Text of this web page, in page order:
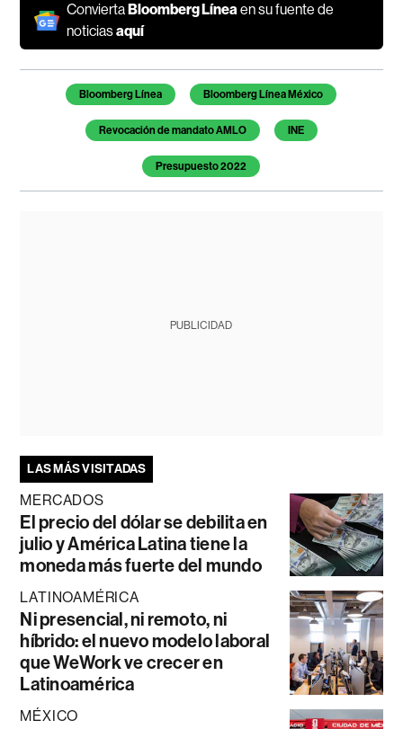
ConviertaBloomberg Líneaen su fuente de
noticiasaquí
Temas de este artículo
Bloomberg Línea Bloomberg Línea México
Revocación de mandato AMLO INE
Presupuesto 2022
PUBLICIDAD
LAS MÁS VISITADAS
MERCADOS
El precio del dólar se debilita en
julio y América Latina tiene la
moneda más fuerte del mundo
LATINOAMÉRICA
Ni presencial, ni remoto, ni
híbrido: el nuevo modelo laboral
que WeWork ve crecer en
Latinoamérica
MÉXICO